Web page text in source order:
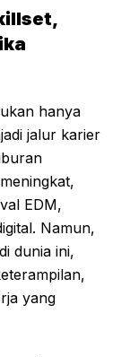
hanya
jalur karier
EDM,
Namun,
dunia ini,
yang